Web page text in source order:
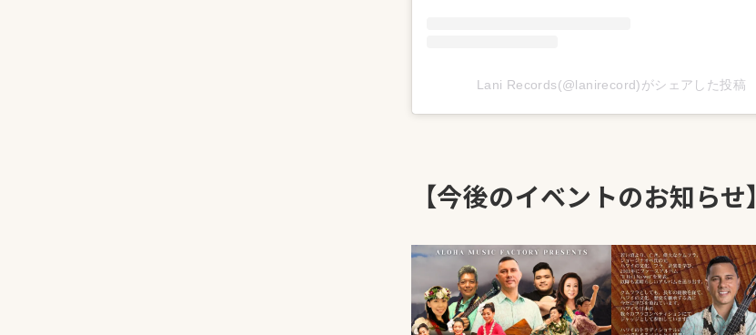
Lani Records(@lanirecord)がシェアした投稿
【今後のイベントのお知らせ】